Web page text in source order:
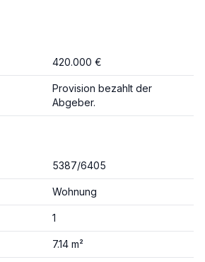
420.000 €
Provision bezahlt der
Abgeber.
5387/6405
Wohnung
1
7.14 m²